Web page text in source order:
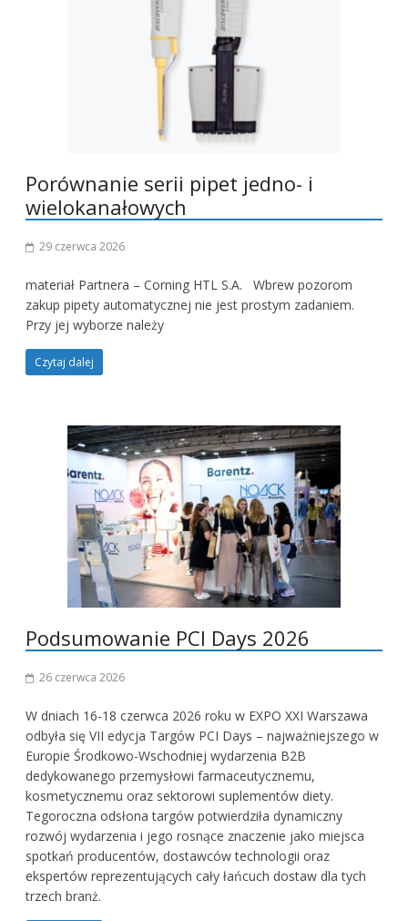
Porównanie serii pipet jedno- i
wielokanałowych
29 czerwca 2026
materiał Partnera – Corning HTL S.A. Wbrew pozorom
zakup pipety automatycznej nie jest prostym zadaniem.
Przy jej wyborze należy
Czytaj dalej
Podsumowanie PCI Days 2026
26 czerwca 2026
W dniach 16-18 czerwca 2026 roku w EXPO XXI Warszawa
odbyła się VII edycja Targów PCI Days – najważniejszego w
Europie Środkowo-Wschodniej wydarzenia B2B
dedykowanego przemysłowi farmaceutycznemu,
kosmetycznemu oraz sektorowi suplementów diety.
Tegoroczna odsłona targów potwierdziła dynamiczny
rozwój wydarzenia i jego rosnące znaczenie jako miejsca
spotkań producentów, dostawców technologii oraz
ekspertów reprezentujących cały łańcuch dostaw dla tych
trzech branż.